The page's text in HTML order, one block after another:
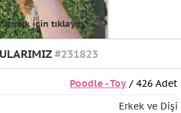
için tıklayın
#231823
Poodle - Toy/ 426 Adet
Erkek ve Dişi